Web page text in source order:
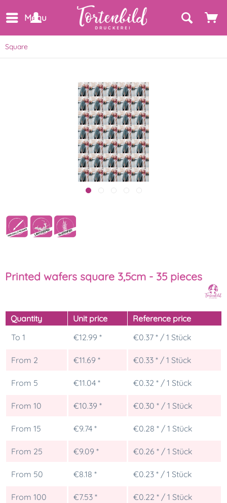
Menu
Square
Printed wafers square 3,5cm - 35 pieces
Quantity Unit price
Reference price
To 1 €12.99 * €0.37 * / 1 Stück
From 2 €11.69 * €0.33 * / 1 Stück
From 5 €11.04 * €0.32 * / 1 Stück
From 10 €10.39 * €0.30 * / 1 Stück
From 15 €9.74 * €0.28 * / 1 Stück
From 25 €9.09 * €0.26 * / 1 Stück
From 50 €8.18 * €0.23 * / 1 Stück
From 100 €7.53 * €0.22 * / 1 Stück